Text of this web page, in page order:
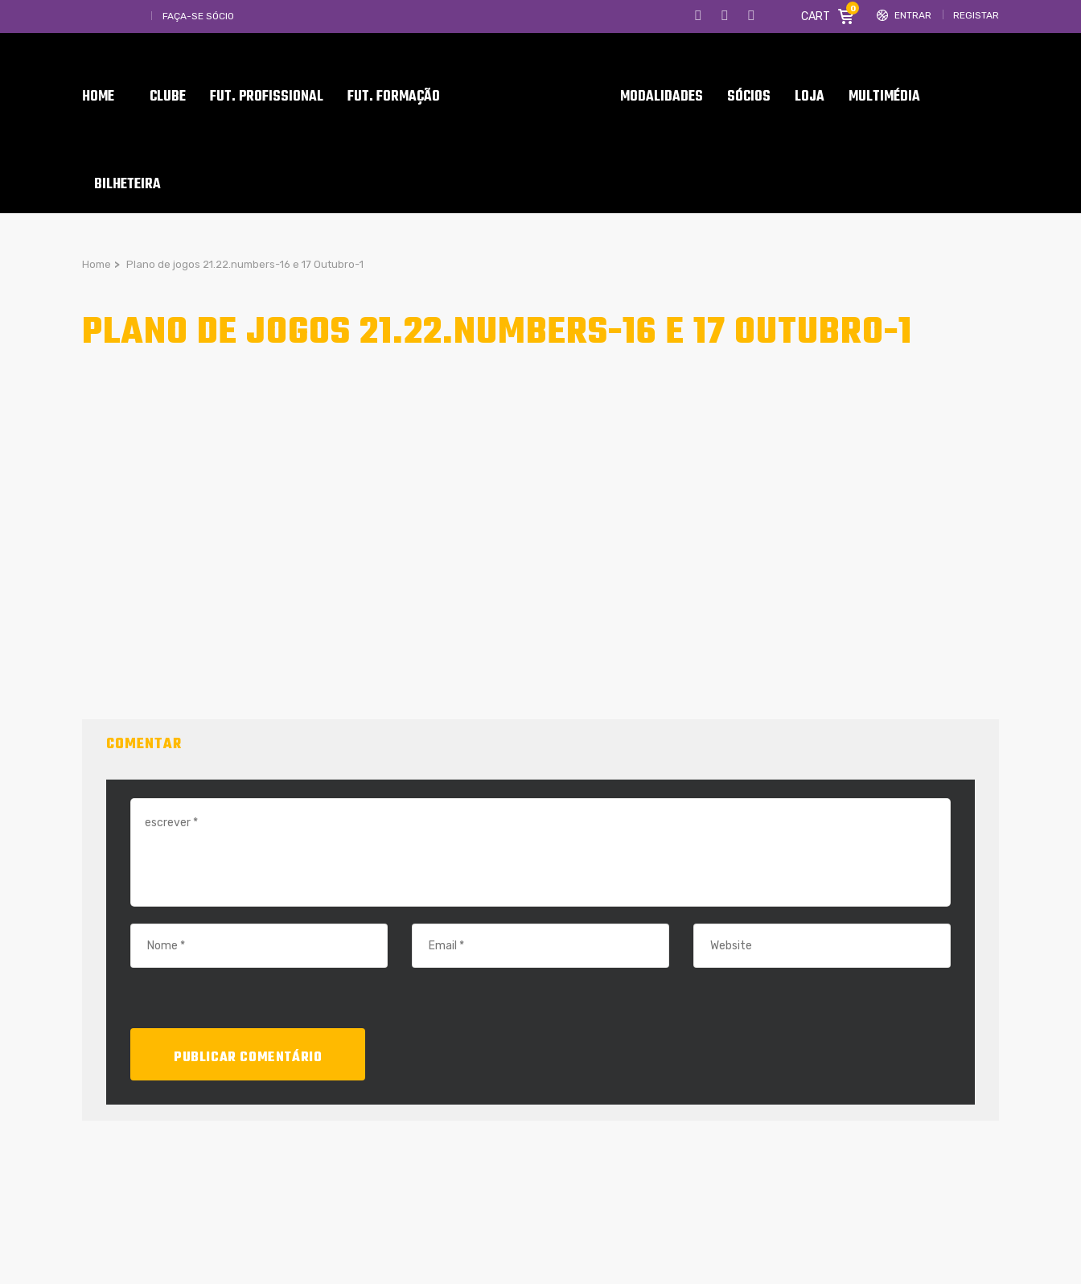
FAÇA-SE SÓCIO ENTRAR REGISTAR
CART
0
HOME CLUBE FUT. PROFISSIONAL FUT. FORMAÇÃO MODALIDADES SÓCIOS LOJA MULTIMÉDIA
BILHETEIRA
Home > Plano de jogos 21.22.numbers-16 e 17 Outubro-1
PLANO DE JOGOS 21.22.NUMBERS-16 E 17 OUTUBRO-1
COMENTAR